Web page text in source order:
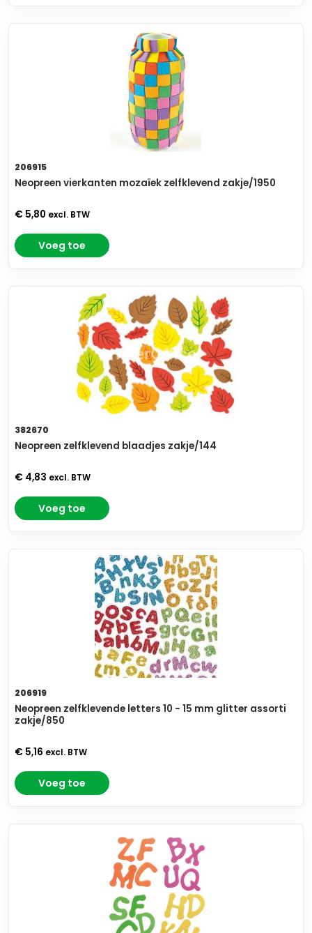
206915
Neopreen vierkanten mozaïek zelfklevend zakje/1950
€ 5,80 excl. BTW
Voeg toe
382670
Neopreen zelfklevend blaadjes zakje/144
€ 4,83 excl. BTW
Voeg toe
206919
Neopreen zelfklevende letters 10 - 15 mm glitter assorti
zakje/850
€ 5,16 excl. BTW
Voeg toe